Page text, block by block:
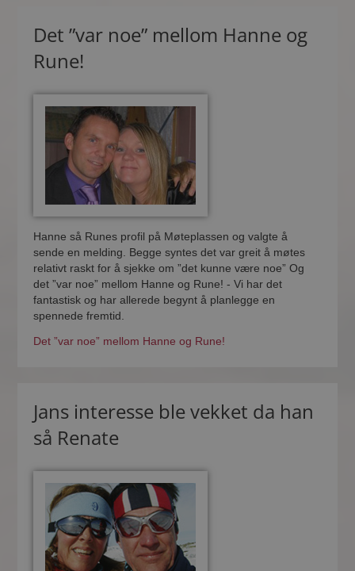
Det ”var noe” mellom Hanne og
Rune!
Hanne så Runes profil på Møteplassen og valgte å
sende en melding. Begge syntes det var greit å møtes
relativt raskt for å sjekke om ”det kunne være noe” Og
det ”var noe” mellom Hanne og Rune! - Vi har det
fantastisk og har allerede begynt å planlegge en
spennede fremtid.
Det ”var noe” mellom Hanne og Rune!
Jans interesse ble vekket da han
så Renate